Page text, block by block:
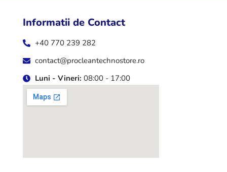
Informatii de Contact
+40 770 239 282
contact@procleantechnostore.ro
Luni - Vineri: 08:00 - 17:00